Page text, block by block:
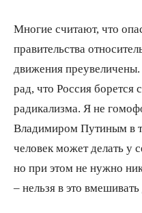
Многие считают, что
правительства
движения
рад, что Россия
радикализма. Я не
Владимиром Путиным в
человек может делать у
но при этом не нужно
– нельзя в это вмешивать